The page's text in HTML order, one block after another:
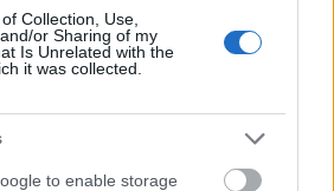
Collection, Use,
or Sharing of my
Is Unrelated with the
it was collected.
to enable storage
στο Google News
από την Ελλάδα και τον κόσμο.